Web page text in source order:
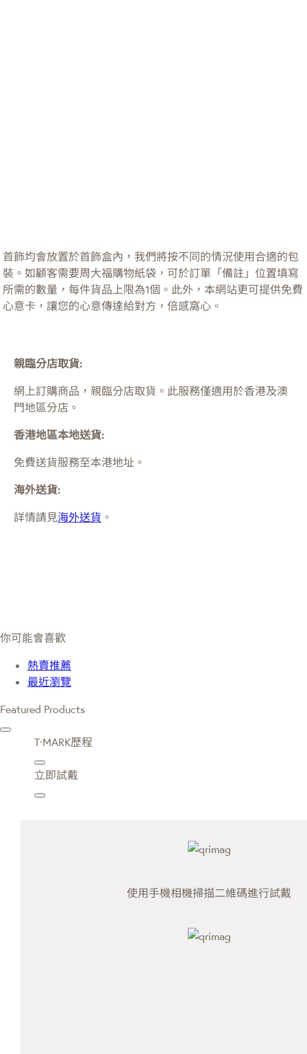
首飾均會放置於首飾盒內，我們將按不同的情況使用合適的包
裝。如顧客需要周大福購物紙袋，可於訂單「備註」位置填寫
所需的數量，每件貨品上限為1個。此外，本網站更可提供免費
心意卡，讓您的心意傳達給對方，倍感窩心。
親臨分店取貨:
網上訂購商品，親臨分店取貨。此服務僅適用於香港及澳
門地區分店。
香港地區本地送貨:
免費送貨服務至本港地址。
海外送貨:
詳情請見海外送貨 。
你可能會喜歡
熱賣推薦
最近瀏覽
Featured Products
T·MARK歷程
立即試戴
使用手機相機掃描二維碼進行試戴